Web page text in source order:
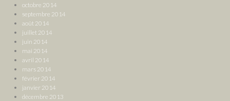
octobre 2014
septembre 2014
août 2014
juillet 2014
juin 2014
mai 2014
avril 2014
mars 2014
février 2014
janvier 2014
décembre 2013